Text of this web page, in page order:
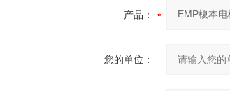
产品：
您的单位：